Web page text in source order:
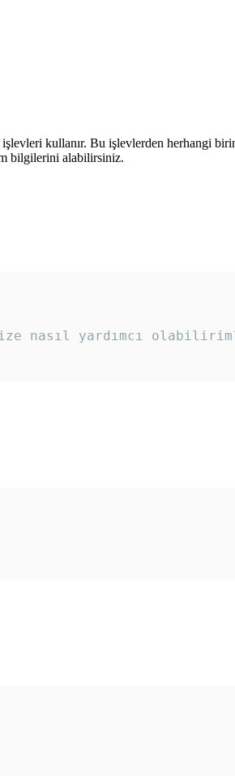
kullanır. Bu işlevlerden herhangi
bilgilerini alabilirsiniz.
nasıl yardımcı